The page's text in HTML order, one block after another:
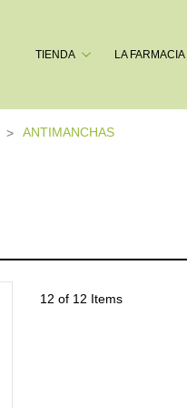
TIENDA LA FARMACIA
ANTIMANCHAS
12 of 12 Items